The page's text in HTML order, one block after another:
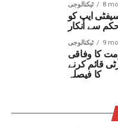
ٹیکنالوجی 8
ایپ کو
سے انکار
ٹیکنالوجی 9
کا وفاقی
قائم کرنے
کا فیصلہ